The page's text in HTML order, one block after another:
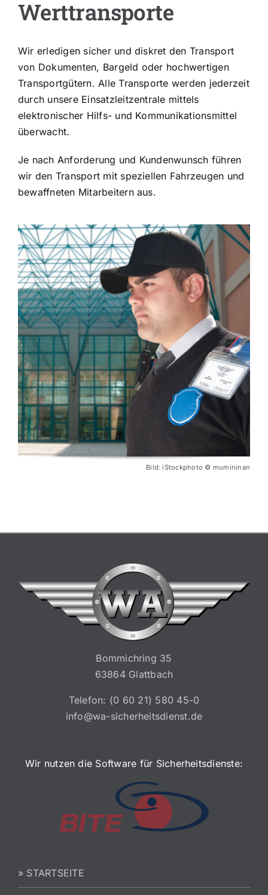
Kontakt
Werttransporte
Wir erledigen sicher und diskret den Transport
von Dokumenten, Bargeld oder hochwertigen
Transportgütern. Alle Transporte werden jederzeit
durch unsere Einsatzleitzentrale mittels
elektronischer Hilfs- und Kommunikationsmittel
überwacht.
Je nach Anforderung und Kundenwunsch führen
wir den Transport mit speziellen Fahrzeugen und
bewaffneten Mitarbeitern aus.
Bild: iStockphoto © mumininan
Bommichring 35
63864 Glattbach
Telefon: (0 60 21) 580 45-0
info@wa-sicherheitsdienst.de
Wir nutzen die Software für Sicherheitsdienste:
» STARTSEITE